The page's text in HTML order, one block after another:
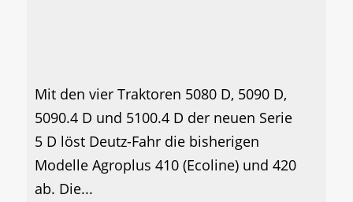
Mit den vier Traktoren 5080 D, 5090 D,
5090.4 D und 5100.4 D der neuen Serie
5 D löst Deutz-Fahr die bisherigen
Modelle Agroplus 410 (Ecoline) und 420
ab. Die...